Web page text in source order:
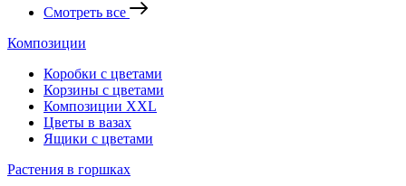
Смотреть все
Композиции
Коробки с цветами
Корзины с цветами
Композиции XXL
Цветы в вазах
Ящики с цветами
Растения в горшках